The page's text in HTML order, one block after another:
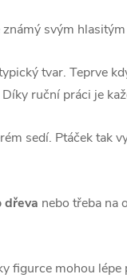
svým
tvar. Teprve
ruční práci je
sedí. Ptáček tak
dřeva nebo třeba na
figurce mohou